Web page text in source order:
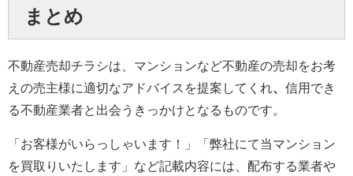
まとめ
不動産売却チラシは、マンションなど不動産の売却をお考
えの売主様に適切なアドバイスを提案してくれ、 信用でき
る不動産業者と出会うきっかけとなるものです。
「お客様がいらっしゃいます！」「弊社にて当マンション
を買取りいたします」など記載内容には、配布する業者や